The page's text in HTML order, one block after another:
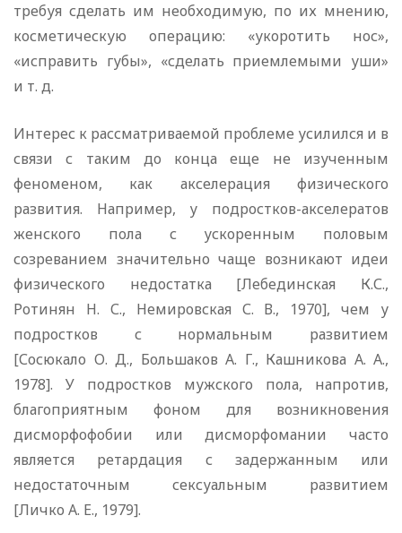
требуя сделать им необходимую, по их мнению,
косметическую операцию: «укоротить нос»,
«исправить губы», «сделать приемлемыми уши»
и т. д.
Интерес к рассматриваемой проблеме усилился и в
связи с таким до конца еще не изученным
феноменом, как акселерация физического
развития. Например, у подростков-акселератов
женского пола с ускоренным половым
созреванием значительно чаще возникают идеи
физического недостатка [Лебединская К.С.,
Ротинян Н. С., Немировская С. В., 1970], чем у
подростков с нормальным развитием
[Сосюкало О. Д., Большаков А. Г., Кашникова А. А.,
1978]. У подростков мужского пола, напротив,
благоприятным фоном для возникновения
дисморфофобии или дисморфомании часто
является ретардация с задержанным или
недостаточным сексуальным развитием
[Личко А. Е., 1979].